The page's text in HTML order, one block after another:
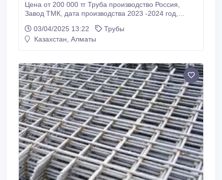
Цена от 200 000 тг Труба производство Россия,
Завод ТМК, дата производства 2023 -2024 год,
длина немерная от 11.45 до 12.05 м, количество
шва 2, изоляция по ГОСТу 9, 602-2016 с наружным
03/04/2025 13:22
Трубы
Казахстан, Алматы